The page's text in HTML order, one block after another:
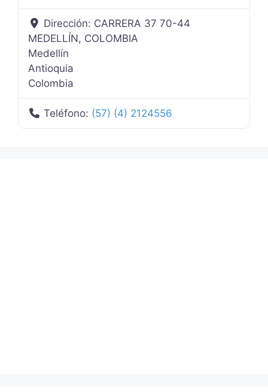
Dirección: CARRERA 37 70-44
MEDELLÍN, COLOMBIA
Medellín
Antioquia
Colombia
Teléfono: (57) (4) 2124556